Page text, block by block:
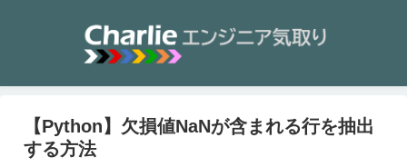
【Python】欠損値NaNが含まれる行を抽出
する方法